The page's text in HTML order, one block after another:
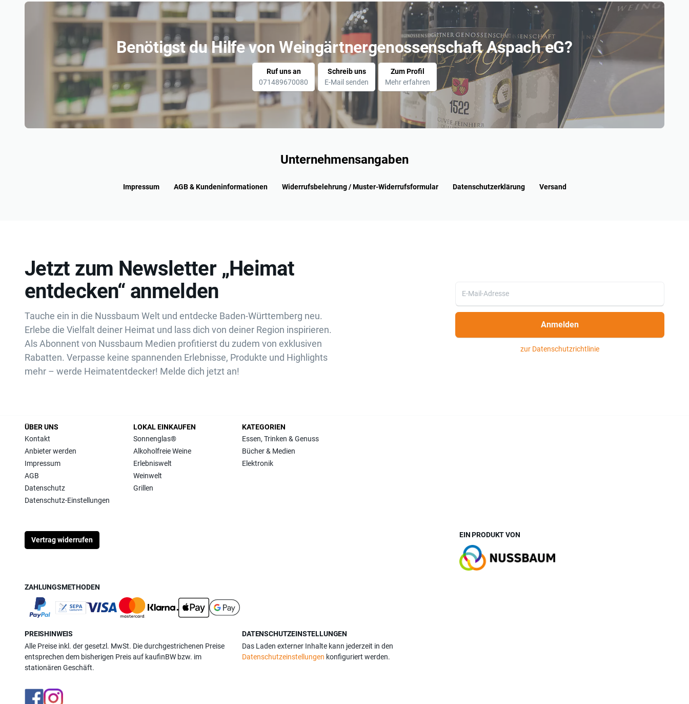
Benötigst du Hilfe von Weingärtnergenossenschaft Aspach eG?
Ruf uns an
071489670080
Schreib uns
E-Mail senden
Zum Profil
Mehr erfahren
Unternehmensangaben
Impressum AGB & Kundeninformationen Widerrufsbelehrung / Muster-Widerrufsformular Datenschutzerklärung Versand
Jetzt zum Newsletter „Heimat
entdecken“ anmelden
Tauche ein in die Nussbaum Welt und entdecke Baden-Württemberg neu.
Erlebe die Vielfalt deiner Heimat und lass dich von deiner Region inspirieren.
Als Abonnent von Nussbaum Medien profitierst du zudem von exklusiven
Rabatten. Verpasse keine spannenden Erlebnisse, Produkte und Highlights
mehr – werde Heimatentdecker! Melde dich jetzt an!
Anmelden
zur Datenschutzrichtlinie
ÜBER UNS
Kontakt
Anbieter werden
Impressum
AGB
Datenschutz
Datenschutz-Einstellungen
LOKAL EINKAUFEN
Sonnenglas®
Alkoholfreie Weine
Erlebniswelt
Weinwelt
Grillen
KATEGORIEN
Essen, Trinken & Genuss
Bücher & Medien
Elektronik
PREISHINWEIS
Alle Preise inkl. der gesetzl. MwSt. Die durchgestrichenen Preise
entsprechen dem bisherigen Preis auf kaufinBW bzw. im
stationären Geschäft.
DATENSCHUTZEINSTELLUNGEN
Das Laden externer Inhalte kann jederzeit in den
Datenschutzeinstellungen konfiguriert werden.
EIN PRODUKT VON
ZAHLUNGSMETHODEN
Vertrag widerrufen